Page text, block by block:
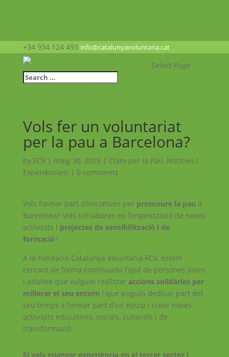
+34 934 124 493 info@catalunyavoluntaria.cat
Select Page
Vols fer un voluntariat
per la pau a Barcelona?
by FCV| maig 30, 2019 | Clam per la Pau, Noticies i
Experiències! | 0 comments
Vols formar part d’iniciatives per promoure la pau a
Barcelona? Vols col·laborar en l’organització de noves
activitats i projectes de sensibilització i de
formació?
A la Fundació Catalunya Voluntària-FCV, estem
cercant de forma continuada l’ajut de persones joves
i adultes que vulguin realitzar accions solidàries per
millorar el seu entorn i que puguin dedicar part del
seu temps a formar part d’un equip i crear noves
activitats educatives, socials, culturals i de
transformació.
Si vols guanyar experiència en el tercer sector i